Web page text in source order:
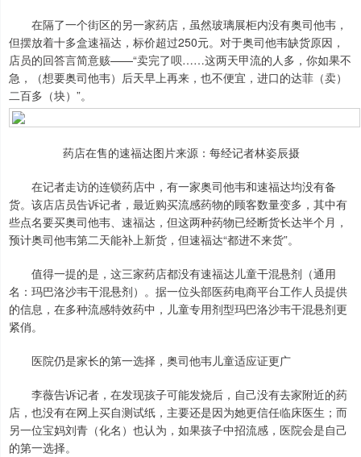
在隔了一个街区的另一家药店，虽然玻璃展柜内没有奥司他韦，
但摆放着十多盒速福达，标价超过250元。对于奥司他韦缺货原因，
店员的回答言简意赅——“卖完了呗……这两天甲流的人多，你如果不
急，（想要奥司他韦）后天早上再来，也不便宜，进口的达菲（卖）
二百多（块）”。
药店在售的速福达图片来源：每经记者林姿辰摄
在记者走访的连锁药店中，有一家奥司他韦和速福达均没有备
货。该店店员告诉记者，最近购买流感药物的顾客数量变多，其中有
些点名要买奥司他韦、速福达，但这两种药物已经断货长达半个月，
预计奥司他韦第二天能补上新货，但速福达“都进不来货”。
值得一提的是，这三家药店都没有速福达儿童干混悬剂（通用
名：玛巴洛沙韦干混悬剂）。据一位头部医药电商平台工作人员提供
的信息，在多种流感特效药中，儿童专用剂型玛巴洛沙韦干混悬剂更
紧俏。
医院仍是家长的第一选择，奥司他韦儿童适应证更广
李薇告诉记者，在发现孩子可能发烧后，自己没有去家附近的药
店，也没有在网上买自测试纸，主要还是因为她更信任临床医生；而
另一位宝妈刘青（化名）也认为，如果孩子中招流感，医院会是自己
的第一选择。